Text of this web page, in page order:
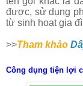
được, sử dụng
từ sinh hoạt gia
>>Tham khảo
Công dụng tiện lợi